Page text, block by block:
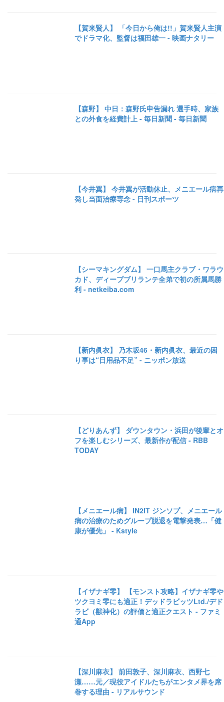
【賀来賢人】 「今日から俺は!!」賀来賢人主演
でドラマ化、監督は福田雄一 - 映画ナタリー
【森野】 中日：森野氏申告漏れ 選手時、家族
との外食を経費計上 - 毎日新聞 - 毎日新聞
【今井翼】 今井翼が活動休止、メニエール病再
発し当面治療専念 - 日刊スポーツ
【シーマキングダム】 一口馬主クラブ・ワラウ
カド、ディープブリランテ全弟で初の所属馬勝
利 - netkeiba.com
【新内眞衣】 乃木坂46・新内眞衣、最近の困
り事は“日用品不足” - ニッポン放送
【どりあんず】 ダウンタウン・浜田が後輩とオ
フを楽しむシリーズ、最新作が配信 - RBB
TODAY
【メニエール病】 IN2IT ジンソプ、メニエール
病の治療のためグループ脱退を電撃発表…「健
康が優先」 - Kstyle
【イザナギ零】 【モンスト攻略】イザナギ零や
ツクヨミ零にも適正！デッドラビッツLtd./デド
ラビ（獣神化）の評価と適正クエスト - ファミ
通App
【深川麻衣】 前田敦子、深川麻衣、西野七
瀬……元／現役アイドルたちがエンタメ界を席
巻する理由 - リアルサウンド